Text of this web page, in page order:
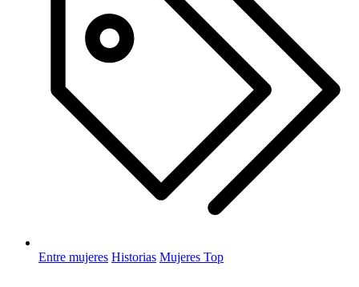
Entre mujeres Historias Mujeres Top